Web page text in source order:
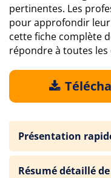
pertinentes. Les
pour approfondir
cette fiche complète
répondre à toutes
Présentation
Résumé détaillé